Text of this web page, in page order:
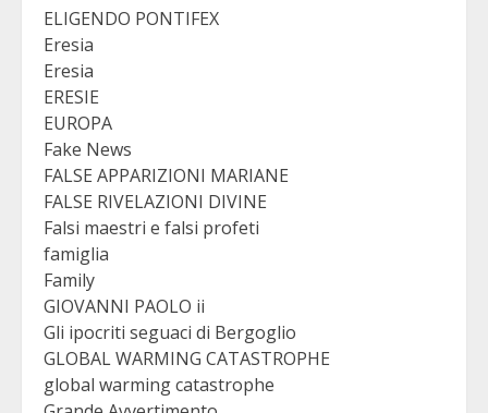
ELIGENDO PONTIFEX
Eresia
Eresia
ERESIE
EUROPA
Fake News
FALSE APPARIZIONI MARIANE
FALSE RIVELAZIONI DIVINE
Falsi maestri e falsi profeti
famiglia
Family
GIOVANNI PAOLO ii
Gli ipocriti seguaci di Bergoglio
GLOBAL WARMING CATASTROPHE
global warming catastrophe